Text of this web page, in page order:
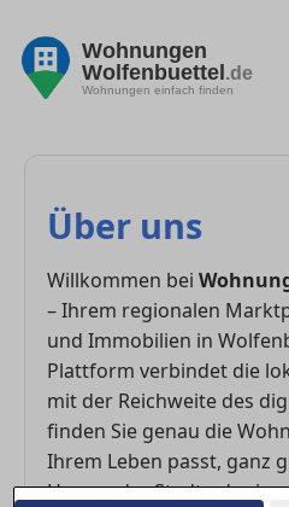
Wohnungen
Wolfenbuettel.de
Wohnungen einfach finden
Über uns
Willkommen bei
– Ihrem regionalen
und Immobilien in
Plattform verbindet die
mit der Reichweite des
finden Sie genau die
Ihrem Leben passt, ganz
Herzen der Stadt oder in